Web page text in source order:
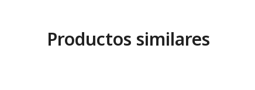
Productos similares